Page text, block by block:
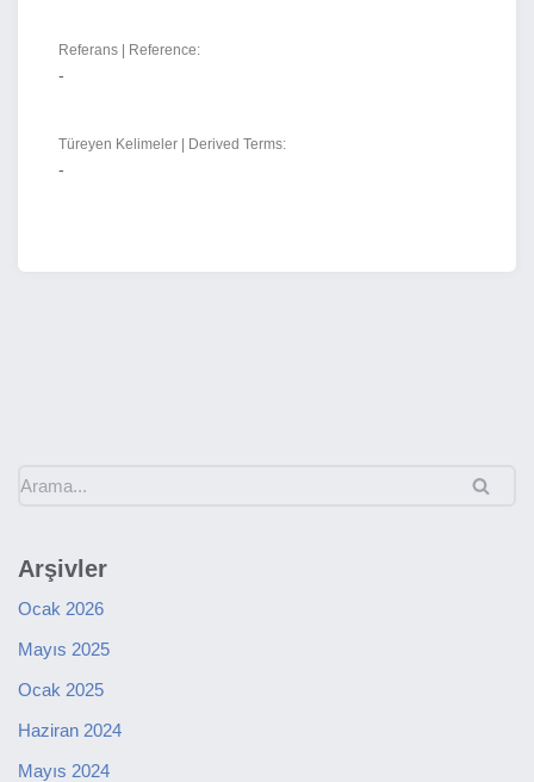
Referans | Reference:
-
Türeyen Kelimeler | Derived Terms:
-
Arşivler
Ocak 2026
Mayıs 2025
Ocak 2025
Haziran 2024
Mayıs 2024